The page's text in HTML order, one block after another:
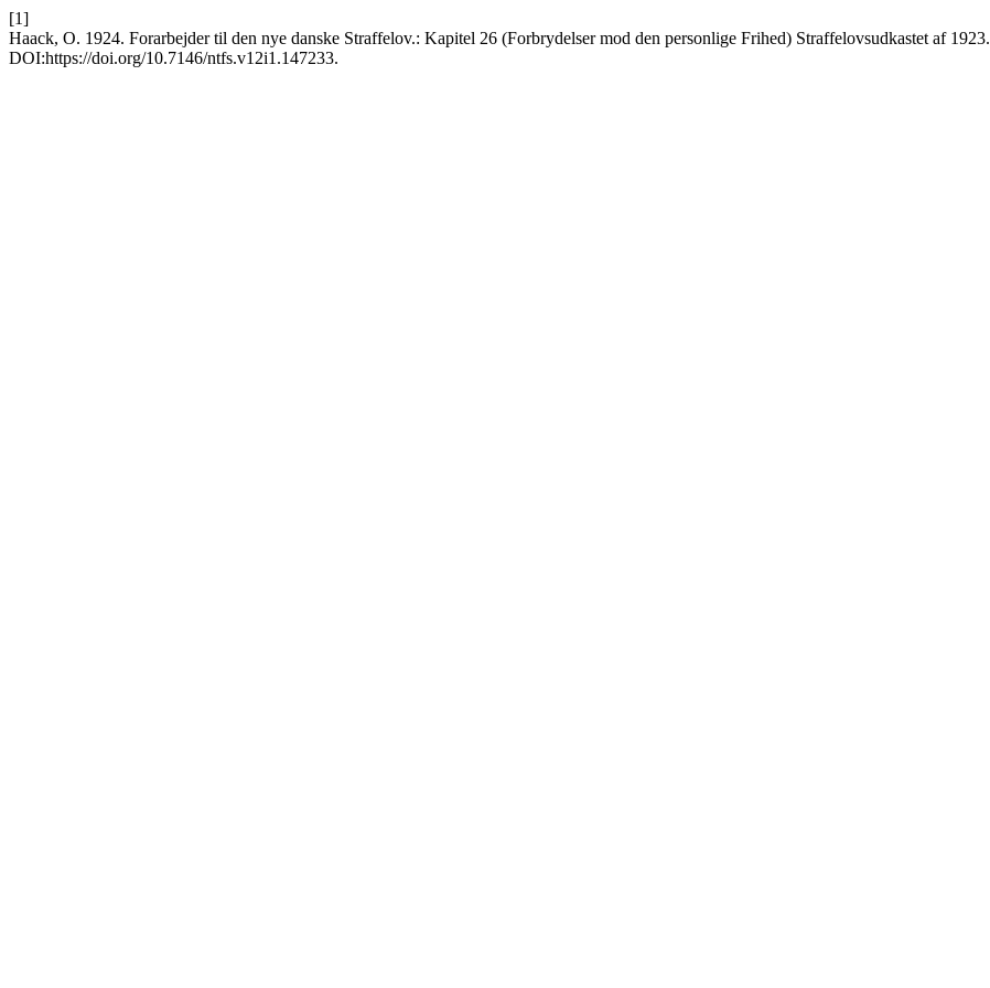
[1]
Haack, O. 1924. Forarbejder til den nye danske Straffelov.: Kapitel 26 (Forbrydelser mod den personlige Frihed) Straffelovsudkastet af 1923.
DOI:https://doi.org/10.7146/ntfs.v12i1.147233.